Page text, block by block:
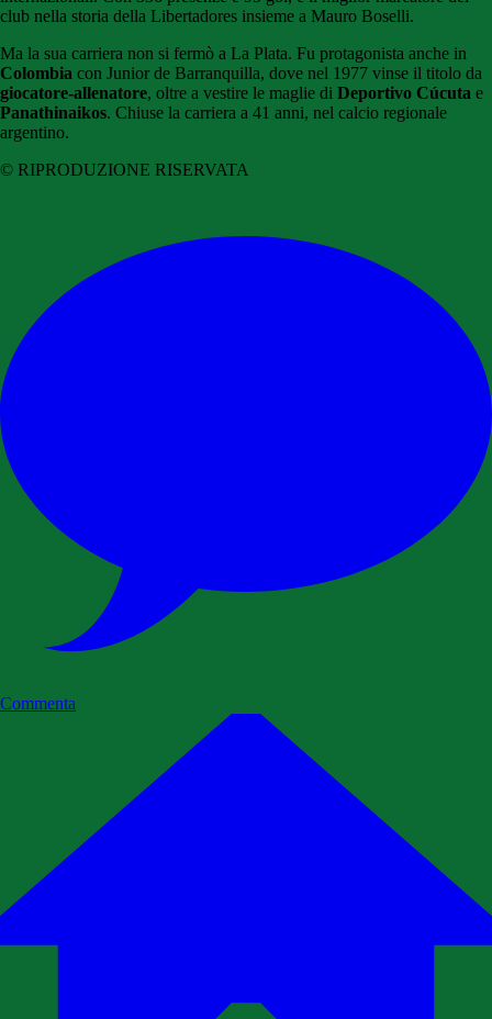
club nella storia della Libertadores insieme a Mauro Boselli.
Ma la sua carriera non si fermò a La Plata. Fu protagonista anche in
Colombia con Junior de Barranquilla, dove nel 1977 vinse il titolo da
giocatore-allenatore, oltre a vestire le maglie di Deportivo Cúcuta e
Panathinaikos. Chiuse la carriera a 41 anni, nel calcio regionale
argentino.
© RIPRODUZIONE RISERVATA
Commenta